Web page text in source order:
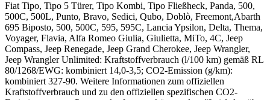
Fiat Tipo, Tipo 5 Türer, Tipo Kombi, Tipo Fließheck, Panda, 500,
500C, 500L, Punto, Bravo, Sedici, Qubo, Doblò, Freemont,Abarth
695 Biposto, 500, 500C, 595, 595C, Lancia Ypsilon, Delta, Thema,
Voyager, Flavia, Alfa Romeo Giulia, Giulietta, MiTo, 4C, Jeep
Compass, Jeep Renegade, Jeep Grand Cherokee, Jeep Wrangler,
Jeep Wrangler Unlimited: Kraftstoffverbrauch (l/100 km) gemäß RL
80/1268/EWG: kombiniert 14,0-3,5; CO2-Emission (g/km):
kombiniert 327-90. Weitere Informationen zum offiziellen
Kraftstoffverbrauch und zu den offiziellen spezifischen CO2-